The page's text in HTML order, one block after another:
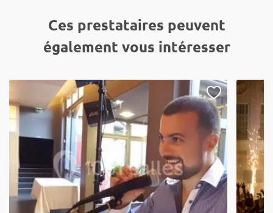
Ces prestataires peuvent
également vous intéresser